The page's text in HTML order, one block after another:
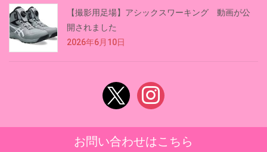
【撮影用足場】アシックスワーキング 動画が公
開されました
2026年6月10日
x instagram
お問い合わせはこちら